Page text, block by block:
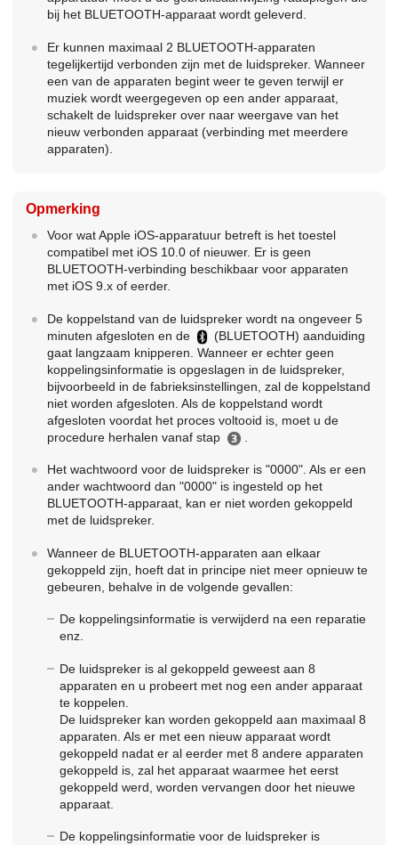
bij het BLUETOOTH-apparaat wordt geleverd.
Er kunnen maximaal 2 BLUETOOTH-apparaten
tegelijkertijd verbonden zijn met de luidspreker. Wanneer
een van de apparaten begint weer te geven terwijl er
muziek wordt weergegeven op een ander apparaat,
schakelt de luidspreker over naar weergave van het
nieuw verbonden apparaat (verbinding met meerdere
apparaten).
Opmerking
Voor wat Apple iOS-apparatuur betreft is het toestel
compatibel met iOS 10.0 of nieuwer. Er is geen
BLUETOOTH-verbinding beschikbaar voor apparaten
met iOS 9.x of eerder.
De koppelstand van de luidspreker wordt na ongeveer 5
minuten afgesloten en de
(BLUETOOTH) aanduiding
gaat langzaam knipperen. Wanneer er echter geen
koppelingsinformatie is opgeslagen in de luidspreker,
bijvoorbeeld in de fabrieksinstellingen, zal de koppelstand
niet worden afgesloten. Als de koppelstand wordt
afgesloten voordat het proces voltooid is, moet u de
procedure herhalen vanaf stap
Het wachtwoord voor de luidspreker is "0000". Als er een
ander wachtwoord dan "0000" is ingesteld op het
BLUETOOTH-apparaat, kan er niet worden gekoppeld
met de luidspreker.
Wanneer de BLUETOOTH-apparaten aan elkaar
gekoppeld zijn, hoeft dat in principe niet meer opnieuw te
gebeuren, behalve in de volgende gevallen:
De koppelingsinformatie is verwijderd na een reparatie
enz.
De luidspreker is al gekoppeld geweest aan 8
apparaten en u probeert met nog een ander apparaat
te koppelen.
De luidspreker kan worden gekoppeld aan maximaal 8
apparaten. Als er met een nieuw apparaat wordt
gekoppeld nadat er al eerder met 8 andere apparaten
gekoppeld is, zal het apparaat waarmee het eerst
gekoppeld werd, worden vervangen door het nieuwe
apparaat.
De koppelingsinformatie voor de luidspreker is